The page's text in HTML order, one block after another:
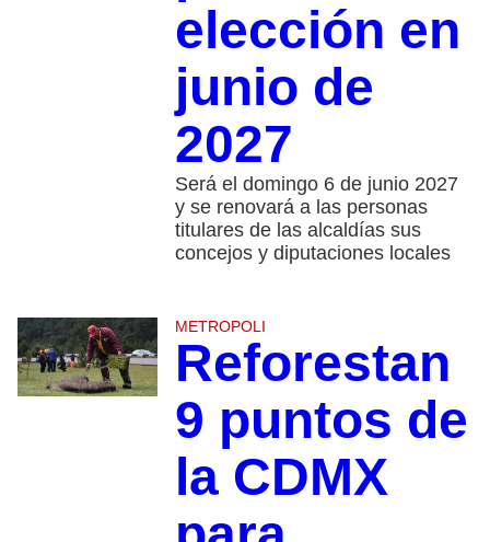
elección en
junio de
2027
Será el domingo 6 de junio 2027
y se renovará a las personas
titulares de las alcaldías sus
concejos y diputaciones locales
METROPOLI
Reforestan
9 puntos de
la CDMX